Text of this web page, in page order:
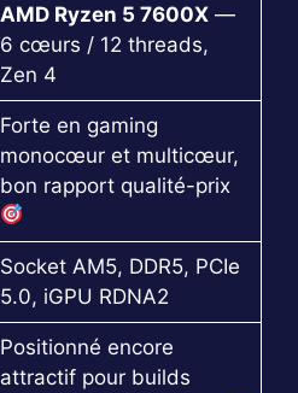
AMD Ryzen 5 7600X—
6 cœurs / 12 threads,
Zen 4
Forte en gaming
monocœur et multicœur,
bon rapport qualité-prix
Socket AM5, DDR5, PCIe
5.0, iGPU RDNA2
Positionné encore
attractif pour builds